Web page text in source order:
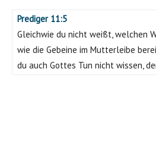
Prediger 11:5
Gleichwie du nicht weißt, welchen
wie die Gebeine im Mutterleibe
du auch Gottes Tun nicht wissen,